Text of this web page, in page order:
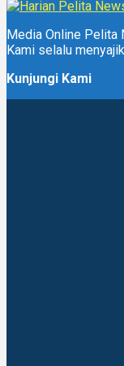
Media Online Pelita
Kami selalu
Kunjungi Kami